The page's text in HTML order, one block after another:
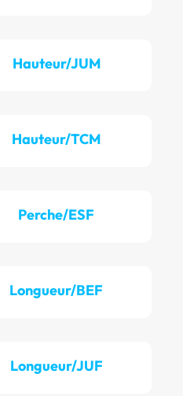
Hauteur/JUM
Hauteur/TCM
Perche/ESF
Longueur/BEF
Longueur/JUF